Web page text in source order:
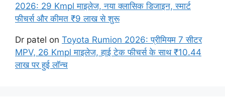
2026: 29 Kmpl माइलेज, नया क्लासिक डिजाइन, स्मार्ट
फीचर्स और कीमत ₹9 लाख से शुरू
Dr patel on Toyota Rumion 2026: प्रीमियम 7 सीटर
MPV, 26 Kmpl माइलेज, हाई टेक फीचर्स के साथ ₹10.44
लाख पर हुई लॉन्च